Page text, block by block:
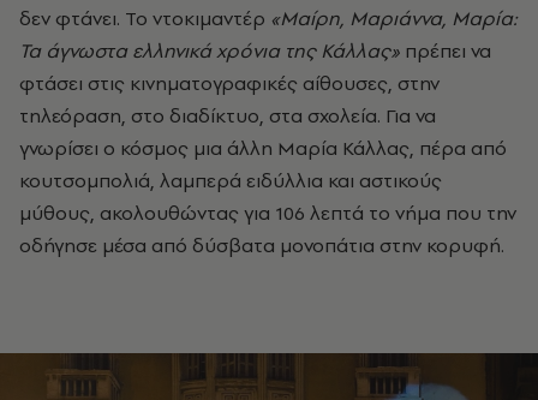
δεν φτάνει. Το ντοκιμαντέρ «Μαίρη, Μαριάννα, Μαρία:
Τα άγνωστα ελληνικά χρόνια της Κάλλας» πρέπει να
φτάσει στις κινηματογραφικές αίθουσες, στην
τηλεόραση, στο διαδίκτυο, στα σχολεία. Για να
γνωρίσει ο κόσμος μια άλλη Μαρία Κάλλας, πέρα από
κουτσομπολιά, λαμπερά ειδύλλια και αστικούς
μύθους, ακολουθώντας για 106 λεπτά το νήμα που την
οδήγησε μέσα από δύσβατα μονοπάτια στην κορυφή.